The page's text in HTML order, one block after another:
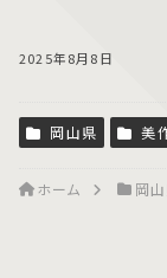
2025年8月8日
岡山県 美
ホーム 岡